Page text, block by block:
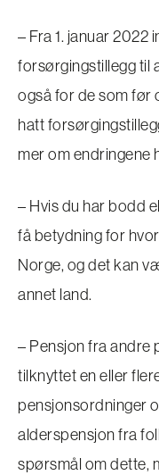
– Fra 1. januar 2022
forsørgingstillegg til
også for de som før
hatt
mer om endringene
– Hvis du har bodd
få betydning for
Norge, og det kan
annet land.
– Pensjon fra andre
tilknyttet en eller
pensjonsordninger
alderspensjon fra
spørsmål om dette,